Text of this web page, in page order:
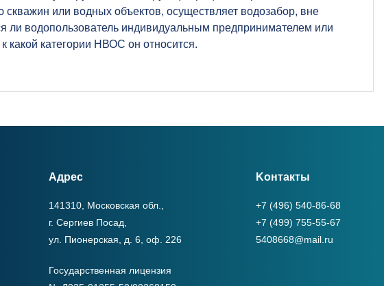
скважин или водных объектов, осуществляет водозабор, вне
ли водопользователь индивидуальным предпринимателем или
какой категории НВОС он относится.
Адрес
141310, Московская обл.,
г. Сергиев Посад,
ул. Пионерская, д. 6, оф. 226
Государственная лицензия
Kонтакты
+7 (496) 540-86-68
+7 (499) 755-55-67
5408668@mail.ru